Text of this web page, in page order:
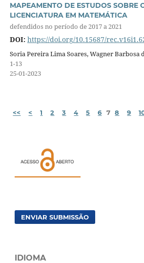
MAPEAMENTO DE ESTUDOS SOBRE
LICENCIATURA EM MATEMÁTICA
defendidos no período de 2017 a 2021
DOI: https://doi.org/10.15687/
Soria Pereira Lima Soares, Wagner Barbosa
1-13
25-01-2023
<<
< 1 2 3 4 5 6 7 8 9
ENVIAR SUBMISSÃO
IDIOMA